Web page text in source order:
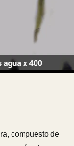
compuesto de